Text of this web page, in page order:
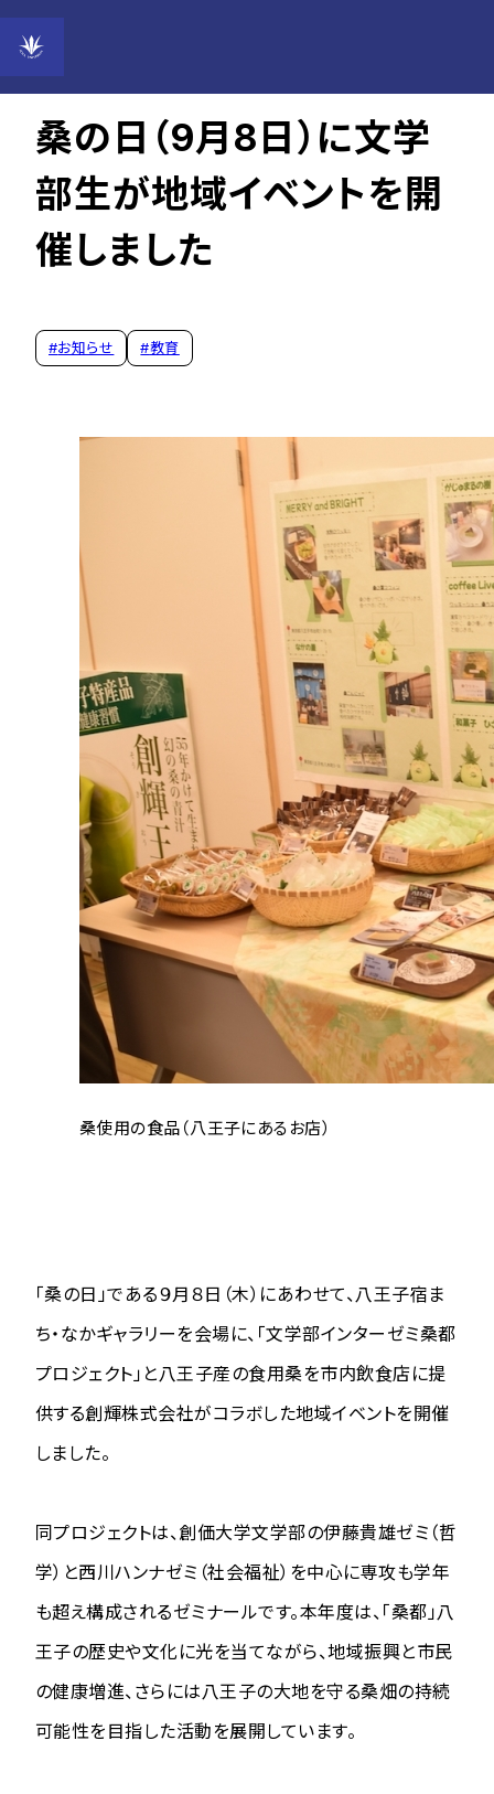
2022年09月13日
桑の日（9月8日）に文学
部生が地域イベントを開
催しました
#お知らせ #教育
桑使用の食品（八王子にあるお店）
「桑の日」である９月８日（木）にあわせて、八王子宿ま
ち・なかギャラリーを会場に、「文学部インターゼミ桑都
プロジェクト」と八王子産の食用桑を市内飲食店に提
供する創輝株式会社がコラボした地域イベントを開催
しました。
同プロジェクトは、創価大学文学部の伊藤貴雄ゼミ（哲
学）と西川ハンナゼミ（社会福祉）を中心に専攻も学年
も超え構成されるゼミナールです。本年度は、「桑都」八
王子の歴史や文化に光を当てながら、地域振興と市民
の健康増進、さらには八王子の大地を守る桑畑の持続
可能性を目指した活動を展開しています。